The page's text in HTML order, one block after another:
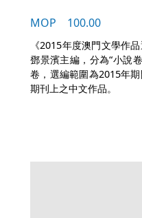
MOP 100.00
《2015年度澳門文學作
鄧景濱主編，分為“小說
卷，選編範圍為2015年
期刊上之中文作品。